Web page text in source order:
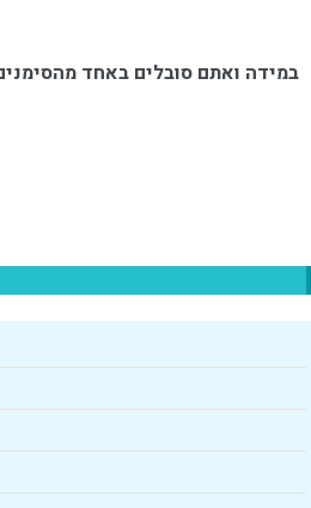
במידה ואתם סובלים באחד